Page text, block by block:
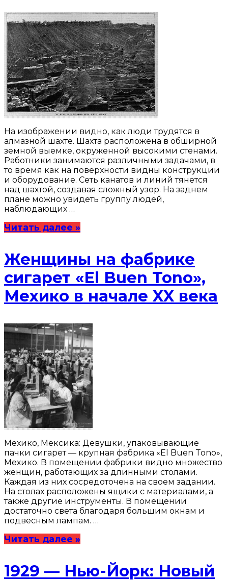
На изображении видно, как люди трудятся в
алмазной шахте. Шахта расположена в обширной
земной выемке, окруженной высокими стенами.
Работники занимаются различными задачами, в
то время как на поверхности видны конструкции
и оборудование. Сеть канатов и линий тянется
над шахтой, создавая сложный узор. На заднем
плане можно увидеть группу людей,
наблюдающих …
Читать далее »
Женщины на фабрике
сигарет «El Buen Tono»,
Мехико в начале XX века
Мехико, Мексика: Девушки, упаковывающие
пачки сигарет — крупная фабрика «El Buen Tono»,
Мехико. В помещении фабрики видно множество
женщин, работающих за длинными столами.
Каждая из них сосредоточена на своем задании.
На столах расположены ящики с материалами, а
также другие инструменты. В помещении
достаточно света благодаря большим окнам и
подвесным лампам. …
Читать далее »
1929 — Нью-Йорк: Новый